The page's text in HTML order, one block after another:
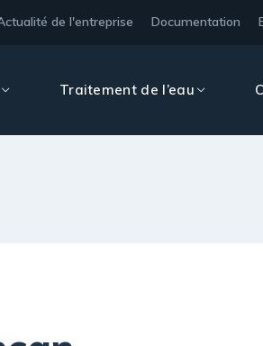
de l'entreprise Documentation
Traitement de l’eau